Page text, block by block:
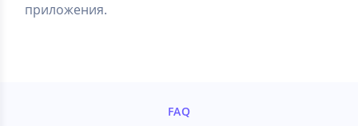
приложения.
FAQ